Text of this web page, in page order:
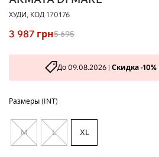
ХУДИ, КОД 170176
3 987 грн5 695
До 09.08.2026 | Скидка -10%
Размеры (INT)
M L XL